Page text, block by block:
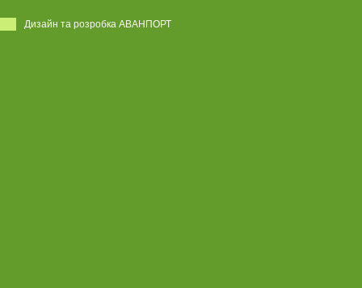
Дизайн та розробка АВАНПОРТ